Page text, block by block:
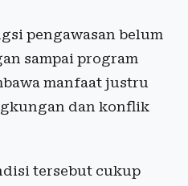
pengawasan belum
sampai program
manfaat justru
dan konflik
tersebut cukup